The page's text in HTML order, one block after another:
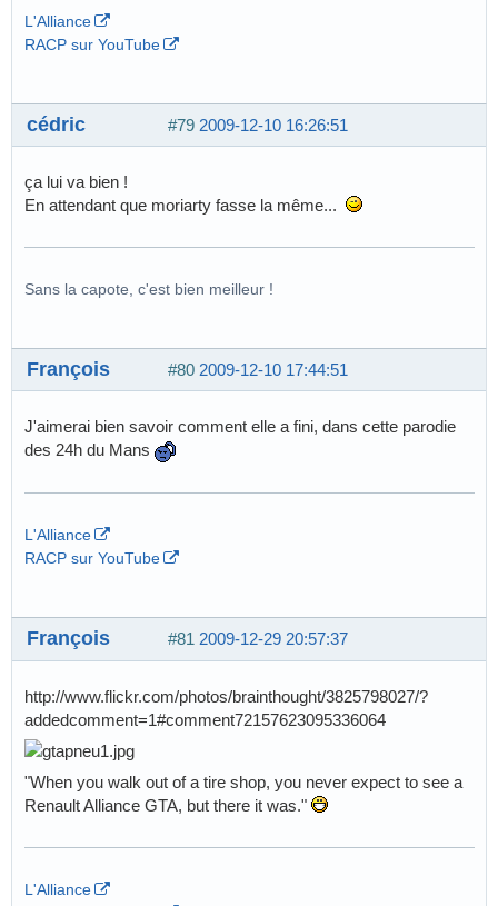
L'Alliance
RACP sur YouTube
#79 2009-12-10 16:26:51
cédric
ça lui va bien !
En attendant que moriarty fasse la même...
Sans la capote, c'est bien meilleur !
#80 2009-12-10 17:44:51
François
J'aimerai bien savoir comment elle a fini, dans cette parodie
des 24h du Mans
L'Alliance
RACP sur YouTube
#81 2009-12-29 20:57:37
François
http://www.flickr.com/photos/brainthought/3825798027/?
addedcomment=1#comment72157623095336064
"When you walk out of a tire shop, you never expect to see a
Renault Alliance GTA, but there it was."
L'Alliance